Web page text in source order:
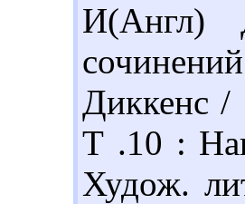
И(Англ)
Диккенс
Т .10 :
Худож.